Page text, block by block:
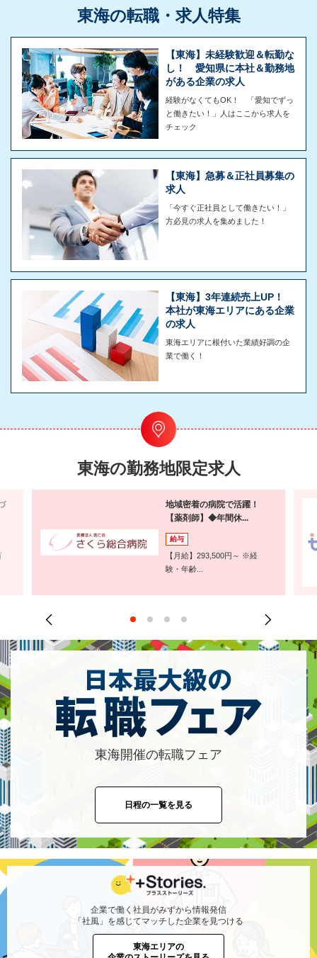
東海の転職・求人特集
【東海】未経験歓迎＆転勤な
し！ 愛知県に本社＆勤務地
がある企業の求人
経験がなくてもOK！ 「愛知でずっ
と働きたい！」人はここから求人を
チェック
【東海】急募＆正社員募集の
求人
「今すぐ正社員として働きたい！」
方必見の求人を集めました！
【東海】3年連続売上UP！
本社が東海エリアにある企業
の求人
東海エリアに根付いた業績好調の企
業で働く！
東海の勤務地限定求人
地域密着の病院で活躍！
【薬剤師】◆年間休...
給与
【月給】293,500円～ ※経
験・年齢...
東海開催の転職フェア
日程の一覧を見る
企業で働く社員がみずから情報発信
「社風」を感じてマッチした企業を見つける
東海エリアの